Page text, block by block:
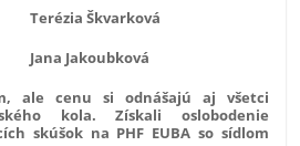
Škvarková
Jakoubková
ale cenu si odnášajú aj všetci
kola. Získali oslobodenie
skúšok na PHF EUBA so sídlom